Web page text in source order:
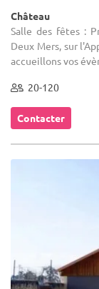
Château
Salle des fêtes :
Deux Mers, sur
accueillons vos
20-120
Contacter